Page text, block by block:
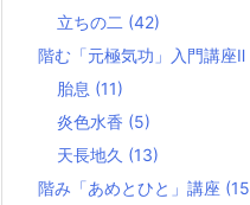
立ちの二 (42)
階む「元極気功」入門講座Ⅱ
胎息 (11)
炎色水香 (5)
天長地久 (13)
階み「あめとひと」講座